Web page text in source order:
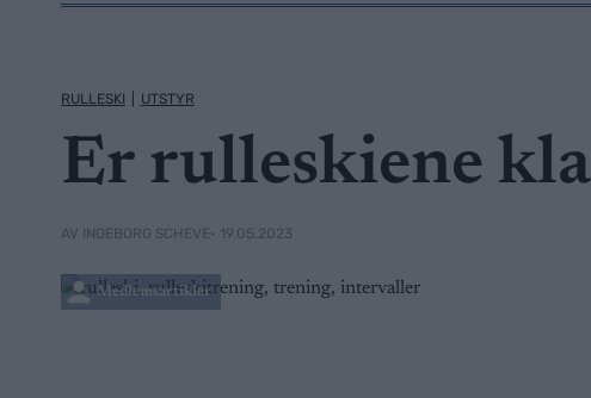
RULLESKI UTSTYR
Er rulleskiene
AV INGEBORG SCHEVE• 19.05.2023
Medlemsartikler